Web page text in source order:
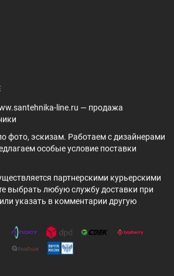
line.ru — продажа
фото, эскизам. Работаем с дизайнерами
особые условие поставки
партнерскими курьерскими
выбрать любую службу доставки при
указать в комментарии другую